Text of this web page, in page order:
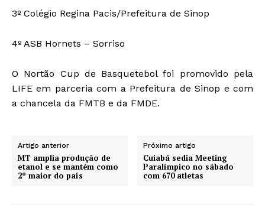
3º Colégio Regina Pacis/Prefeitura de Sinop
4º ASB Hornets – Sorriso
O Nortão Cup de Basquetebol foi promovido pela
LIFE em parceria com a Prefeitura de Sinop e com
a chancela da FMTB e da FMDE.
Artigo anterior
MT amplia produção de
etanol e se mantém como
2º maior do país
Próximo artigo
Cuiabá sedia Meeting
Paralímpico no sábado
com 670 atletas